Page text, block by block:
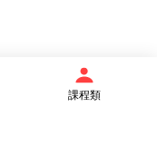
課程類